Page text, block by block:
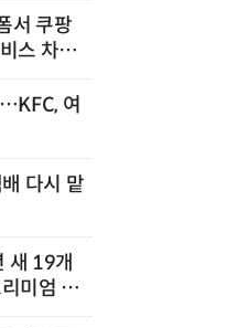
서 쿠팡
스 차질
여
다시 맡
새 19개
미엄 상